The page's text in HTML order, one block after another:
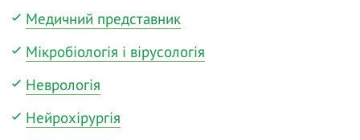
Медичний представник
Мікробіологія і вірусологія
Неврологія
Нейрохірургія